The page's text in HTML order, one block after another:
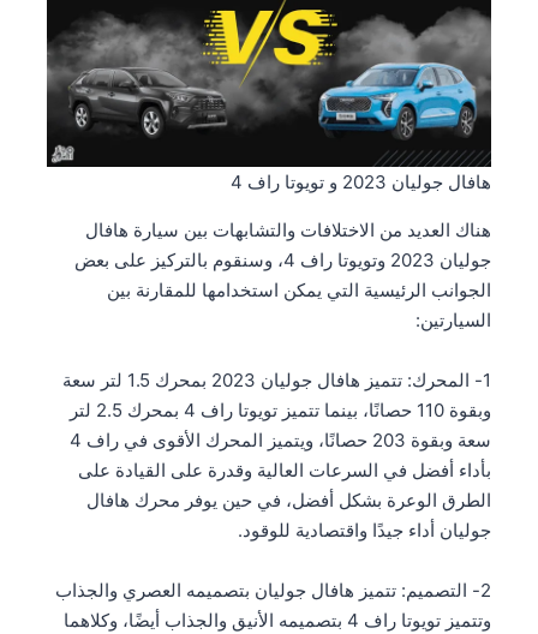
هافال جوليان 2023 و تويوتا راف 4
هناك العديد من الاختلافات والتشابهات بين سيارة هافال
جوليان 2023 وتويوتا راف 4، وسنقوم بالتركيز على بعض
الجوانب الرئيسية التي يمكن استخدامها للمقارنة بين
السيارتين:
1- المحرك: تتميز هافال جوليان 2023 بمحرك 1.5 لتر سعة
وبقوة 110 حصانًا، بينما تتميز تويوتا راف 4 بمحرك 2.5 لتر
سعة وبقوة 203 حصانًا، ويتميز المحرك الأقوى في راف 4
بأداء أفضل في السرعات العالية وقدرة على القيادة على
الطرق الوعرة بشكل أفضل، في حين يوفر محرك هافال
جوليان أداء جيدًا واقتصادية للوقود.
2- التصميم: تتميز هافال جوليان بتصميمه العصري والجذاب
وتتميز تويوتا راف 4 بتصميمه الأنيق والجذاب أيضًا، وكلاهما